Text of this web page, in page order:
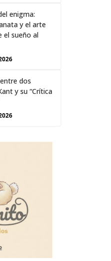
enigma:
y el arte
el sueño al
dos
y su “Crítica